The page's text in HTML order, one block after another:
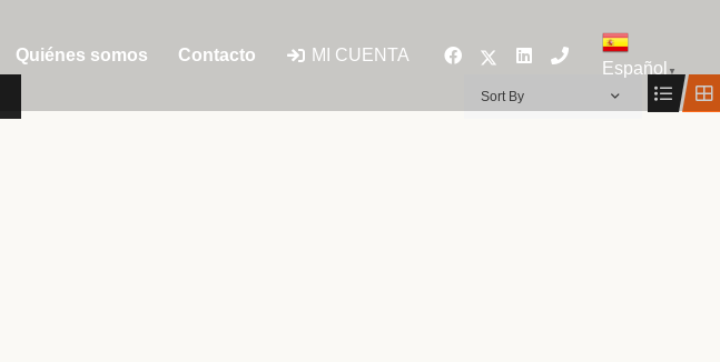
Quiénes somos Contacto MI CUENTA
Español ▼
Sort By